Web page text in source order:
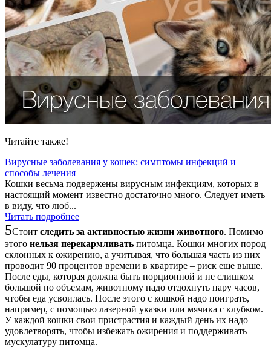
Читайте также!
Вирусные заболевания у кошек: симптомы инфекций и
способы лечения
Кошки весьма подвержены вирусным инфекциям, которых в
настоящий момент известно достаточно много. Следует иметь
в виду, что люб...
Читать подробнее
5Стоит следить за активностью жизни животного. Помимо
этого нельзя перекармливать питомца. Кошки многих пород
склонных к ожирению, а учитывая, что большая часть из них
проводит 90 процентов времени в квартире – риск еще выше.
После еды, которая должна быть порционной и не слишком
большой по объемам, животному надо отдохнуть пару часов,
чтобы еда усвоилась. После этого с кошкой надо поиграть,
например, с помощью лазерной указки или мячика с клубком.
У каждой кошки свои пристрастия и каждый день их надо
удовлетворять, чтобы избежать ожирения и поддерживать
мускулатуру питомца.